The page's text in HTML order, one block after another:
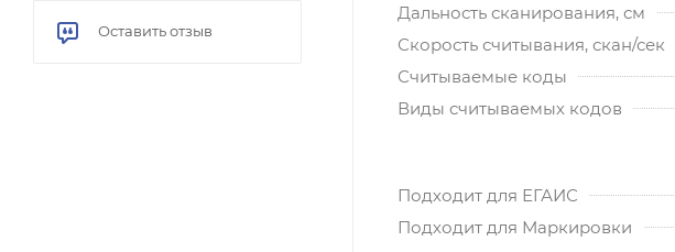
Дальность сканирования, см
Скорость считывания, скан/сек
Считываемые коды
Виды считываемых кодов
Подходит для ЕГАИС
Подходит для Маркировки
Оставить отзыв